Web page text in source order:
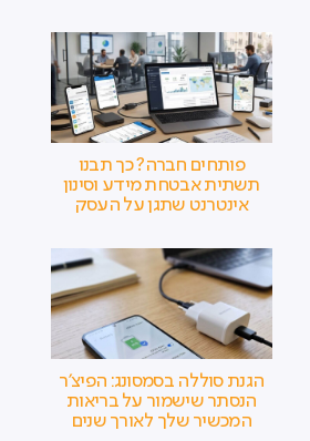
פותחים חברה? כך תבנו
תשתית אבטחת מידע וסינון
אינטרנט שתגן על העסק
הגנת סוללה בסמסונג: הפיצ'ר
הנסתר שישמור על בריאות
המכשיר שלך לאורך שנים